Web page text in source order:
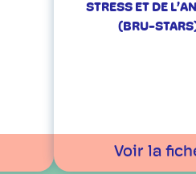
STRESS ET DE
(BRU-
Voir la